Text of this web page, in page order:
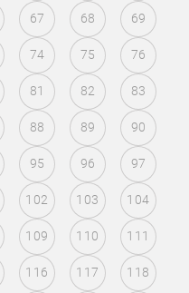
67 68 69
74 75 76
81 82 83
88 89 90
95 96 97
102 103 104
109 110 111
116 117 118